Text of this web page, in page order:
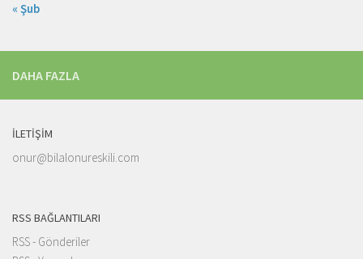
« Şub
DAHA FAZLA
İLETIŞIM
onur@bilalonureskili.com
RSS BAĞLANTILARI
RSS - Gönderiler